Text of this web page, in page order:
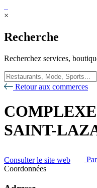
×
Recherche
Recherchez services,
Retour aux commerces
SAINT-
Consulter le site web
Coordonnées